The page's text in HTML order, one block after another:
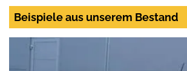
Beispiele aus unserem Bestand